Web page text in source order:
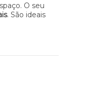
O seu
. São ideais